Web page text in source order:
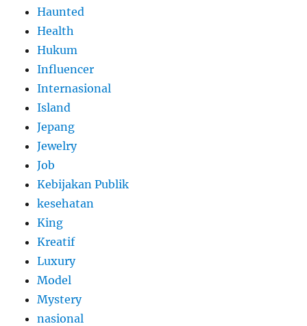
Haunted
Health
Hukum
Influencer
Internasional
Island
Jepang
Jewelry
Job
Kebijakan Publik
kesehatan
King
Kreatif
Luxury
Model
Mystery
nasional